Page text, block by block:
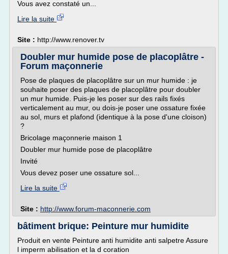
Vous avez constaté un...
Lire la suite
Site : http://www.renover.tv
Doubler mur humide pose de placoplâtre -
Forum maçonnerie
Pose de plaques de placoplâtre sur un mur humide : je
souhaite poser des plaques de placoplâtre pour doubler
un mur humide. Puis-je les poser sur des rails fixés
verticalement au mur, ou dois-je poser une ossature fixée
au sol, murs et plafond (identique à la pose d'une cloison)
?
Bricolage maçonnerie maison 1
Doubler mur humide pose de placoplâtre
Invité
Vous devez poser une ossature sol...
Lire la suite
Site : http://www.forum-maconnerie.com
bâtiment brique: Peinture mur humidite
Produit en vente Peinture anti humidite anti salpetre Assure
l imperm abilisation et la d coration